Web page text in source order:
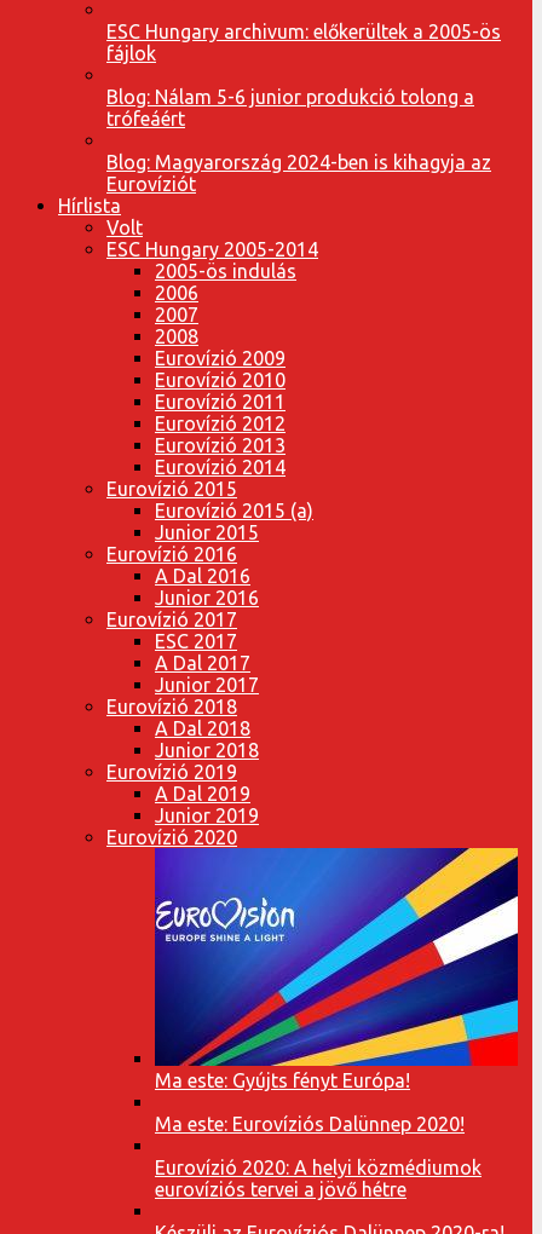
ESC Hungary archivum: előkerültek a 2005-ös
fájlok
Blog: Nálam 5-6 junior produkció tolong a
trófeáért
Blog: Magyarország 2024-ben is kihagyja az
Eurovíziót
Hírlista
Volt
ESC Hungary 2005-2014
2005-ös indulás
2006
2007
2008
Eurovízió 2009
Eurovízió 2010
Eurovízió 2011
Eurovízió 2012
Eurovízió 2013
Eurovízió 2014
Eurovízió 2015
Eurovízió 2015 (a)
Junior 2015
Eurovízió 2016
A Dal 2016
Junior 2016
Eurovízió 2017
ESC 2017
A Dal 2017
Junior 2017
Eurovízió 2018
A Dal 2018
Junior 2018
Eurovízió 2019
A Dal 2019
Junior 2019
Eurovízió 2020
Ma este: Gyújts fényt Európa!
Ma este: Eurovíziós Dalünnep 2020!
Eurovízió 2020: A helyi közmédiumok
eurovíziós tervei a jövő hétre